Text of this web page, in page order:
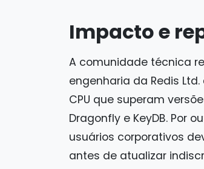
Impacto e
A comunidade técnica
engenharia da Redis
CPU que superam
Dragonfly e KeyDB. Por
usuários corporativos
antes de atualizar